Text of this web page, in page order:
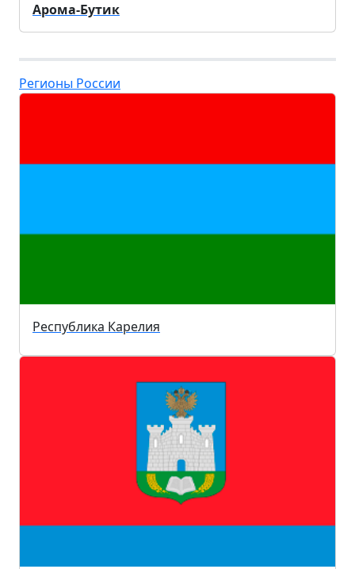
Арома-Бутик
Регионы России
Республика Карелия